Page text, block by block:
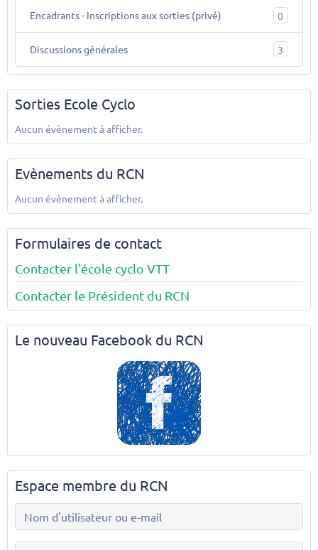
Encadrants - Inscriptions aux sorties (privé) 0
Discussions générales 3
Sorties Ecole Cyclo
Aucun évènement à afficher.
Evènements du RCN
Aucun évènement à afficher.
Formulaires de contact
Contacter l'école cyclo VTT
Contacter le Président du RCN
Le nouveau Facebook du RCN
Espace membre du RCN